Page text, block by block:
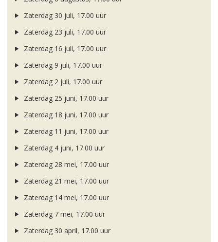
Zaterdag 30 juli, 17.00 uur
Zaterdag 23 juli, 17.00 uur
Zaterdag 16 juli, 17.00 uur
Zaterdag 9 juli, 17.00 uur
Zaterdag 2 juli, 17.00 uur
Zaterdag 25 juni, 17.00 uur
Zaterdag 18 juni, 17.00 uur
Zaterdag 11 juni, 17.00 uur
Zaterdag 4 juni, 17.00 uur
Zaterdag 28 mei, 17.00 uur
Zaterdag 21 mei, 17.00 uur
Zaterdag 14 mei, 17.00 uur
Zaterdag 7 mei, 17.00 uur
Zaterdag 30 april, 17.00 uur